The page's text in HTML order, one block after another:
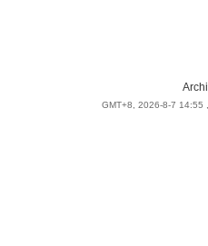
GMT+8, 2026-8-7 14:55